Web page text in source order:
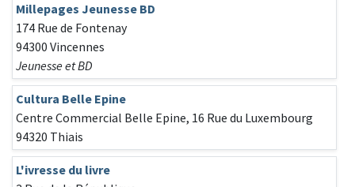
Millepages Jeunesse BD
174 Rue de Fontenay
94300 Vincennes
Jeunesse et BD
Cultura Belle Epine
Centre Commercial Belle Epine, 16 Rue du Luxembourg
94320 Thiais
L'ivresse du livre